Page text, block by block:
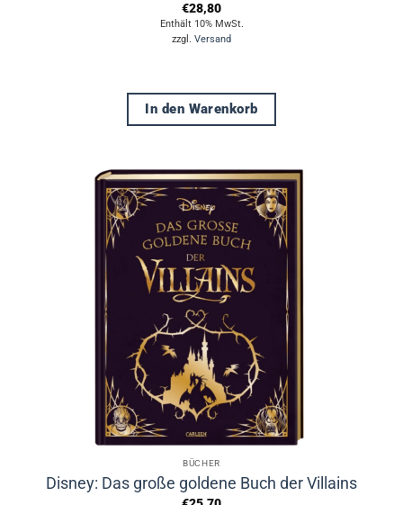
€28,80
Enthält 10% MwSt.
zzgl. Versand
In den Warenkorb
BÜCHER
Disney: Das große goldene Buch der Villains